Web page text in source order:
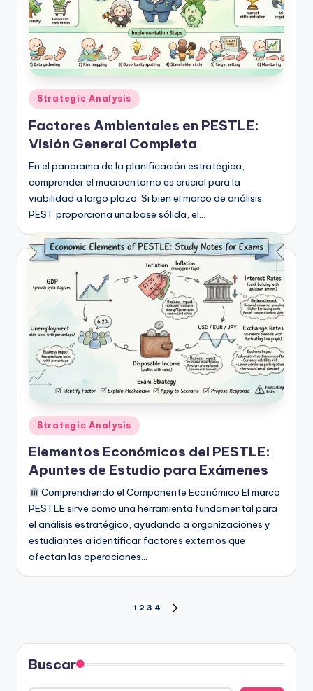
Publicado
en
Strategic Analysis
Factores Ambientales en PESTLE:
Visión General Completa
En el panorama de la planificación estratégica,
comprender el macroentorno es crucial para la
viabilidad a largo plazo. Si bien el marco de análisis
PEST proporciona una base sólida, el…
Publicado
en
Strategic Analysis
Elementos Económicos del PESTLE:
Apuntes de Estudio para Exámenes
Comprendiendo el Componente Económico El marco
PESTLE sirve como una herramienta fundamental para
el análisis estratégico, ayudando a organizaciones y
estudiantes a identificar factores externos que
afectan las operaciones…
de
entradas
1 2 3 4
Buscar